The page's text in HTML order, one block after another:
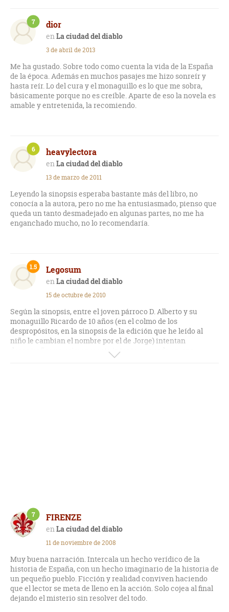
dior
La ciudad del diablo
7
3 de abril de 2013
Me ha gustado. Sobre todo como cuenta la vida de la España
de la época. Además en muchos pasajes me hizo sonreír y
hasta reír. Lo del cura y el monaguillo es lo que me sobra,
básicamente porque no es creíble. Aparte de eso la novela es
amable y entretenida, la recomiendo.
heavylectora
La ciudad del diablo
6
13 de marzo de 2011
Leyendo la sinopsis esperaba bastante más del libro, no
conocía a la autora, pero no me ha entusiasmado, pienso que
queda un tanto desmadejado en algunas partes, no me ha
enganchado mucho, no lo recomendaría.
Legosum
La ciudad del diablo
1.5
15 de octubre de 2010
Según la sinopsis, entre el joven párroco D. Alberto y su
monaguillo Ricardo de 10 años (en el colmo de los
despropósitos, en la sinopsis de la edición que he leído al
niño le cambian el nombre por el de Jorge) intentan
desentrañar un crimen y este intento se queda en una
entrevista con la hermana de la fallecida y otra con un
afortunadamente, con rapidez quizás porque no da lugar a
elucubraciones de ningún tipo.
Absolutamente plano.
FIRENZE
La ciudad del diablo
7
11 de noviembre de 2008
Muy buena narración. Intercala un hecho verídico de la
historia de España, con un hecho imaginario de la historia de
un pequeño pueblo. Ficción y realidad conviven haciendo
que el lector se meta de lleno en la acción. Solo cojea al final
dejando el misterio sin resolver del todo.